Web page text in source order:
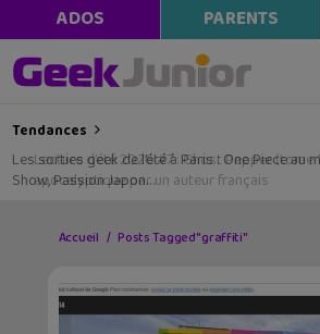
ADOS PARENTS
Tendances
Les sorties geek de l’été à Paris : One Piece au
Show, Passion Japon…
Accueil Posts Tagged "graffiti"